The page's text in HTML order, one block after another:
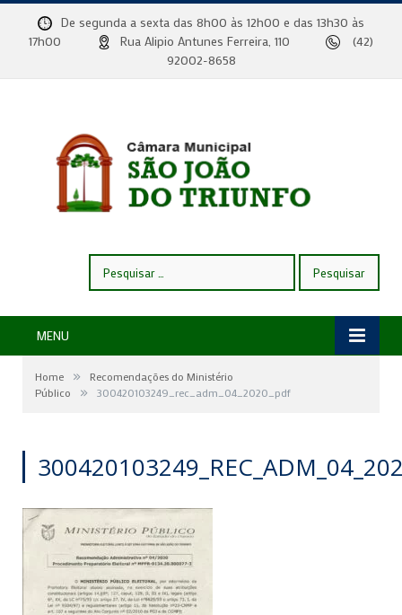
De segunda a sexta das 8h00 às 12h00 e das 13h30 às
17h00
Rua Alipio Antunes Ferreira, 110
(42)
92002-8658
por:
MENU
Home »
Recomendações do Ministério
Público
» 300420103249_rec_adm_04_2020_pdf